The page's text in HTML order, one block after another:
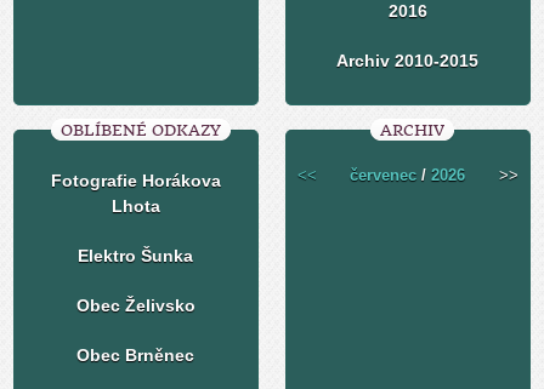
2016
Archiv 2010-2015
OBLÍBENÉ ODKAZY
Fotografie Horákova
Lhota
Elektro Šunka
Obec Želivsko
Obec Brněnec
ARCHIV
<< červenec /2026 >>